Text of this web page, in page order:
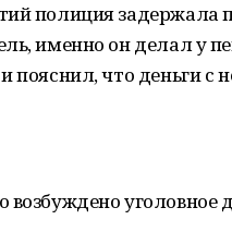
полиция задержала
именно он делал у
что деньги с
уголовное